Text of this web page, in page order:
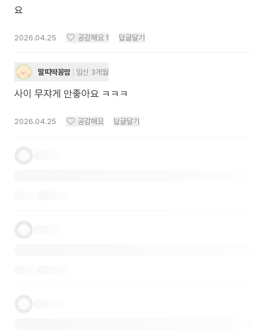
요
2026.04.25 공감해요 1 답글달기
말띠딱꽁맘 임신 3개월
사이 무쟈게 안좋아요 ㅋㅋㅋ
2026.04.25 공감해요 답글달기